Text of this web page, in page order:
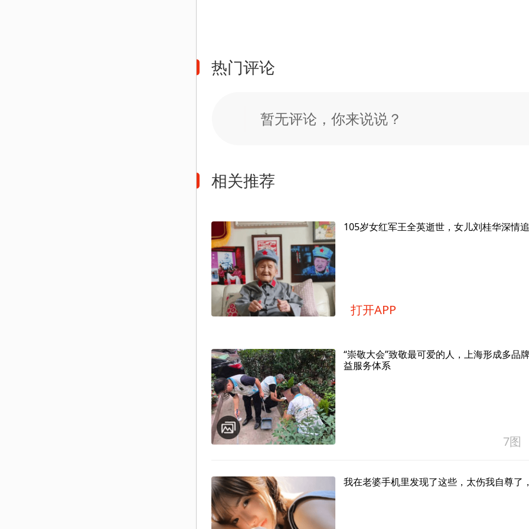
热门评论
暂无评论，你来说说？
相关推荐
105岁女红军王全英逝世，女儿刘桂华深情
打开APP
“崇敬大会”致敬最可爱的人，上海形成多品
益服务体系
7图
我在老婆手机里发现了这些，太伤我自尊了